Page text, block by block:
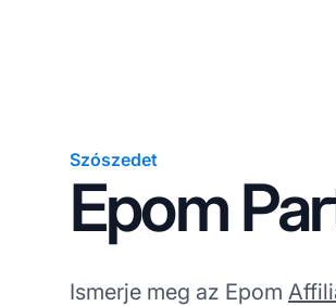
Szószedet
Epom
Ismerje meg az Epom